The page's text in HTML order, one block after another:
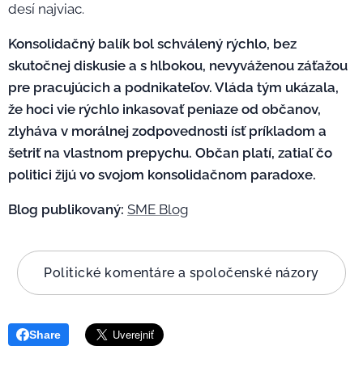
desí najviac.
Konsolidačný balík bol schválený rýchlo, bez
skutočnej diskusie a s hlbokou, nevyváženou záťažou
pre pracujúcich a podnikateľov. Vláda tým ukázala,
že hoci vie rýchlo inkasovať peniaze od občanov,
zlyháva v morálnej zodpovednosti ísť príkladom a
šetriť na vlastnom prepychu. Občan platí, zatiaľ čo
politici žijú vo svojom konsolidačnom paradoxe.
Blog publikovaný: SME Blog
Politické komentáre a spoločenské názory
Share